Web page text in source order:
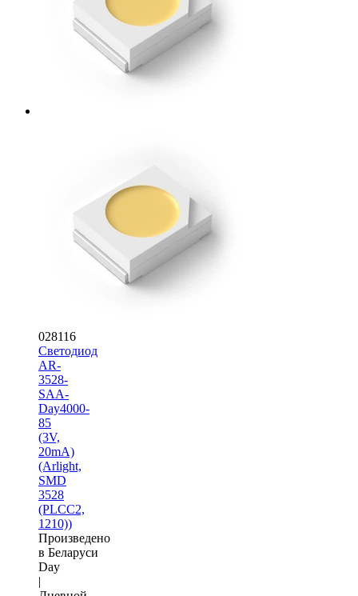
028116
Светодиод
AR-
3528-
SAA-
Day4000-
85
(3V,
20mA)
(Arlight,
SMD
3528
(PLCC2,
1210))
Произведено
в Беларуси
Day
|